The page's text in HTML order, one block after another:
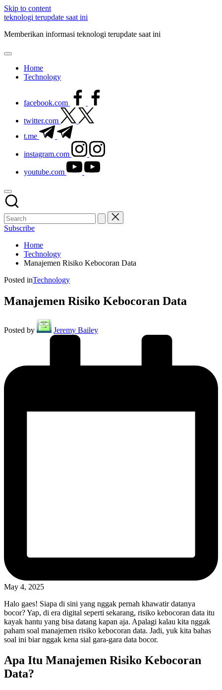
Skip to content
teknologi terupdate saat ini
Memberikan informasi teknologi terupdate saat ini
Home
Technology
facebook.com
twitter.com
t.me
instagram.com
youtube.com
Subscribe
Home
Technology
Manajemen Risiko Kebocoran Data
Posted inTechnology
Manajemen Risiko Kebocoran Data
Posted by Jeremy Bailey
May 4, 2025
Halo gaes! Siapa di sini yang nggak pernah khawatir datanya
bocor? Yap, di era digital seperti sekarang, risiko kebocoran data itu
kayak hantu yang bisa datang kapan aja. Apalagi kalau kita nggak
paham soal manajemen risiko kebocoran data. Jadi, yuk kita bahas
soal ini biar nggak kena sial gara-gara data bocor.
Apa Itu Manajemen Risiko Kebocoran
Data?